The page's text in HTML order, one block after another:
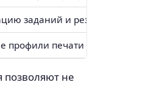
заданий и резервное
профили печати для каждого
позволяют не